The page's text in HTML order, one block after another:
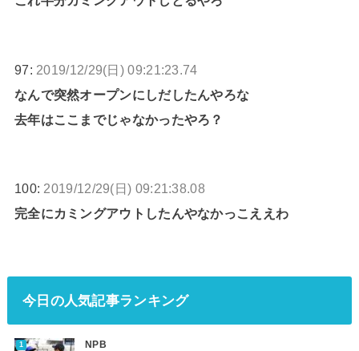
97: 2019/12/29(日) 09:21:23.74
なんで突然オープンにしだしたんやろな
去年はここまでじゃなかったやろ？
100: 2019/12/29(日) 09:21:38.08
完全にカミングアウトしたんやなかっこええわ
今日の人気記事ランキング
NPB